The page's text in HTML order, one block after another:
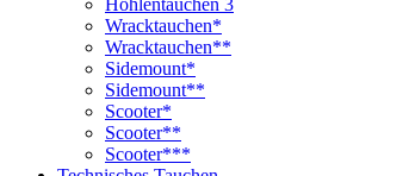
Wracktauchen*
Wracktauchen**
Sidemount*
Sidemount**
Scooter*
Scooter**
Scooter***